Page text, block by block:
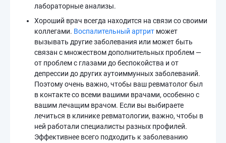
лабораторные анализы.
Хороший врач всегда находится на связи со своими
коллегами. Воспалительный артрит может
вызывать другие заболевания или может быть
связан с множеством дополнительных проблем —
от проблем с глазами до беспокойства и от
депрессии до других аутоиммунных заболеваний.
Поэтому очень важно, чтобы ваш ревматолог был
в контакте со всеми вашими врачами, особенно с
вашим лечащим врачом. Если вы выбираете
лечиться в клинике ревматологии, важно, чтобы в
ней работали специалисты разных профилей.
Эффективнее всего подходить к заболеванию